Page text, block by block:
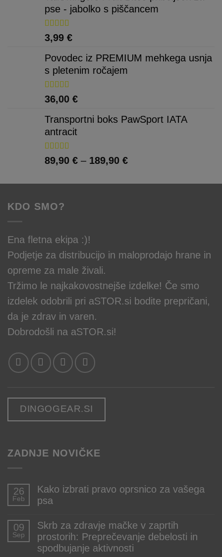
pse - jabolko s piščancem
Ocenjeno
5.00od 5
3,99 €
Povodec iz PREMIUM mehkega usnja
s pletenim ročajem
Ocenjeno
5.00od 5
36,00 €
Transportni boks PawSport IATA
antracit
Ocenjeno
5.00od 5
89,90 € – 189,90 €Cenovni
od
KDO SMO?
Ena fletna ekipa :)!
Podjetje za distribucijo in maloprodajo hrane in
opreme za male živali.
Tržimo le najkakovostnejše izdelke! Če smo
izdelek odobrili pri aSTOR.si bodite prepričani,
da je zdrav in varen.
Dobrodošli na aSTOR.si!
DINGOGEAR.SI
ZADNJE NOVIČKE
26
Feb
Kako izbrati pravo oprsnico za vašega
psa
komentarjev
na
Kako
izbrati
pravo
09
Sep
Skrb za zdravje mačke v zaprtih
prostorih: Preprečevanje debelosti in
spodbujanje aktivnosti